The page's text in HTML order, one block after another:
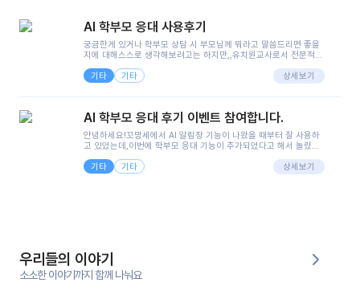
AI 학부모 응대 사용후기
궁금한게 있거나 학부모 상담 시 부모님께 뭐라고 말씀드리면 좋을
지에 대해스스로 생각해보려고는 하지만,,유치원교사로서 전문적인
려니 어려울때가...^^(저만 그런거 아니죠 ㅜㅜ)꼬망봇의 장점은 지
피티나 제미나이는 몇세이고 여자인지 남자인지 등그래도 좀 기본
정보를 제공하면서 물어봐야할 때가 있어그때마다 정보를 입력하는
으셔서 고민이 됐는데ai 학부모 응대를 써볼 수 있어서 좋았어요!앞
면..)그리고 제가 신입 때 이게 있었더라면 ㅜㅜㅜㅜ?응대 팁이 정말
좋은거 같아요지금은 그래도 아이들이 잘 이해 되지만초임 때는 정
말 어려워서 항상다른 선생님들께 도움을 요청했었거든요..ㅠ*일지
쓸 때도 좀 도움이 되는 거 같아요!
기타 기타 상세보기
AI 학부모 응대 후기 이벤트 참여합니다.
안녕하세요!꼬망세에서 AI 알림장 기능이 나왔을 때부터 잘 사용하
고 있었는데,이번에 학부모 응대 기능이 추가되었다고 해서 놀랐습
님 응대에 더 많은 부담을 느끼고 있습니다 ㅠㅠ이번에 제가 원에서
겪은 일과 학부모님께 전달드렸던 내용을 함께 보시고,저와 비슷한
을 많이 하는데,꼬망봇 덕분에 고민하는 시간을 줄이고 학부모님을
안심시킬 수 있었습니다.이 부분은 꼬망봇이 추가로 알려준 응대 tip
입니다.학부모님께 전화를 드리기 전에, 내용을 숙지하여 좀 더 전문
성 있는 교사가 되어 대화를 나눌 수 있었습니다.꼬망세 AI학부모 응
기타 기타 상세보기
우리들의 이야기
소소한 이야기까지 함께 나눠요